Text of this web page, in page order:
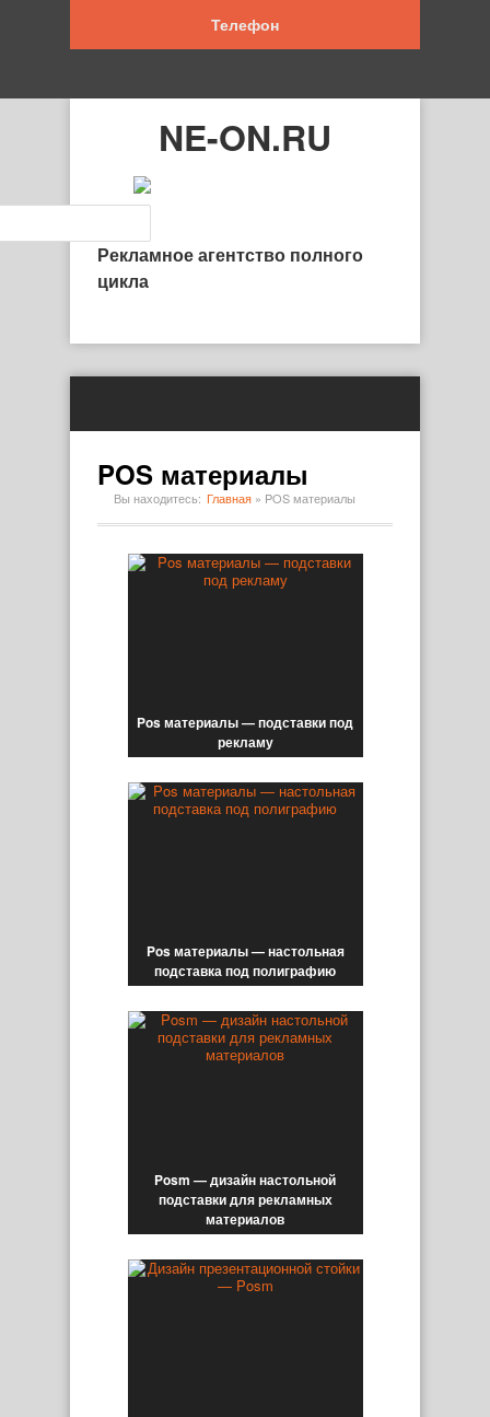
Телефон
NE-ON.RU
Рекламное агентство полного
цикла
POS материалы
Вы находитесь: Главная » POS материалы
Pos материалы — подставки под
рекламу
Pos материалы — настольная
подставка под полиграфию
Posm — дизайн настольной
подставки для рекламных
материалов